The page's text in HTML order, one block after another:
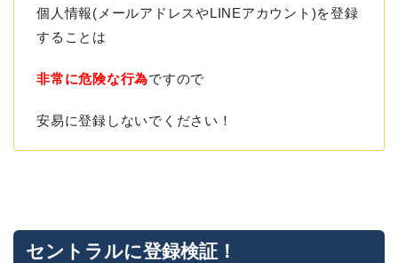
個人情報(メールアドレスやLINEアカウント)を登録
することは
非常に危険な行為ですので
安易に登録しないでください！
セントラルに登録検証！